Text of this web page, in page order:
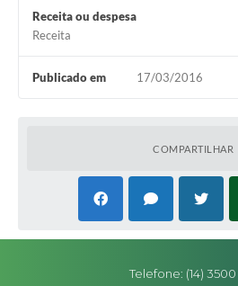
Receita ou despesa
Receita
Publicado em 17/03/2016
COMPARTILHAR
Telefone: (14)